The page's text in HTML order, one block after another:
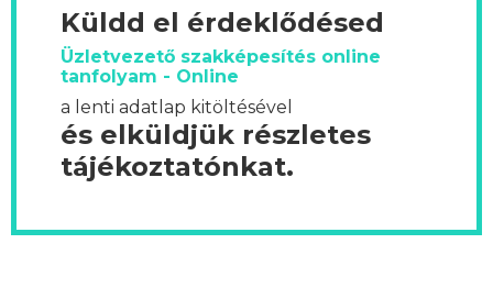
Küldd el érdeklődésed
Üzletvezető szakképesítés online
tanfolyam - Online
a lenti adatlap kitöltésével
és elküldjük részletes
tájékoztatónkat.